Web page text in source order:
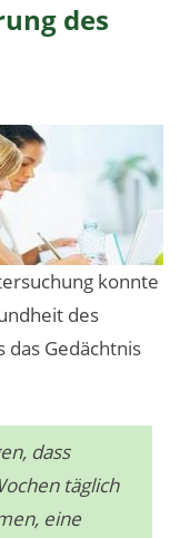
des
konnte
des
das Gedächtnis
dass
täglich
eine